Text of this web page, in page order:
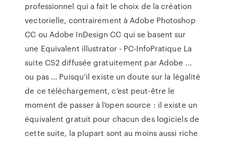
professionnel qui a fait le choix de la création
vectorielle, contrairement à Adobe Photoshop
CC ou Adobe InDesign CC qui se basent sur
une Equivalent illustrator - PC-InfoPratique La
suite CS2 diffusée gratuitement par Adobe ...
ou pas ... Puisqu’il existe un doute sur la légalité
de ce téléchargement, c’est peut-être le
moment de passer à l’open source : il existe un
équivalent gratuit pour chacun des logiciels de
cette suite, la plupart sont au moins aussi riche